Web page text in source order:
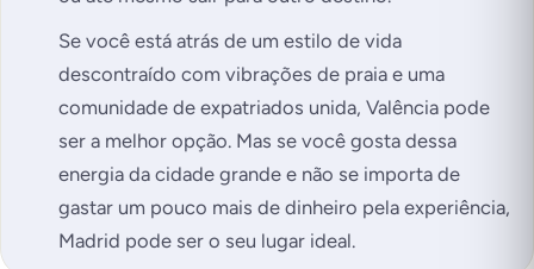
Se você está atrás de um estilo de vida
descontraído com vibrações de praia e uma
comunidade de expatriados unida, Valência pode
ser a melhor opção. Mas se você gosta dessa
energia da cidade grande e não se importa de
gastar um pouco mais de dinheiro pela experiência,
Madrid pode ser o seu lugar ideal.